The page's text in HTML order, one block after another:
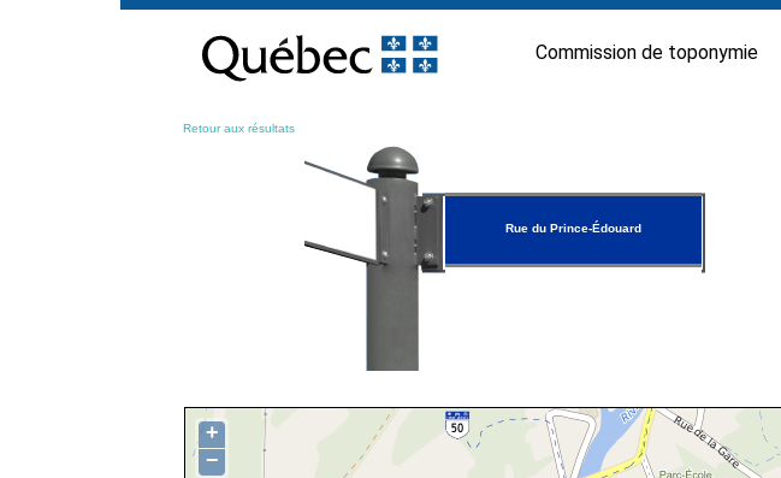
contenu
Commission de toponymie
Retour aux résultats
Rue du Prince-Édouard
+
−